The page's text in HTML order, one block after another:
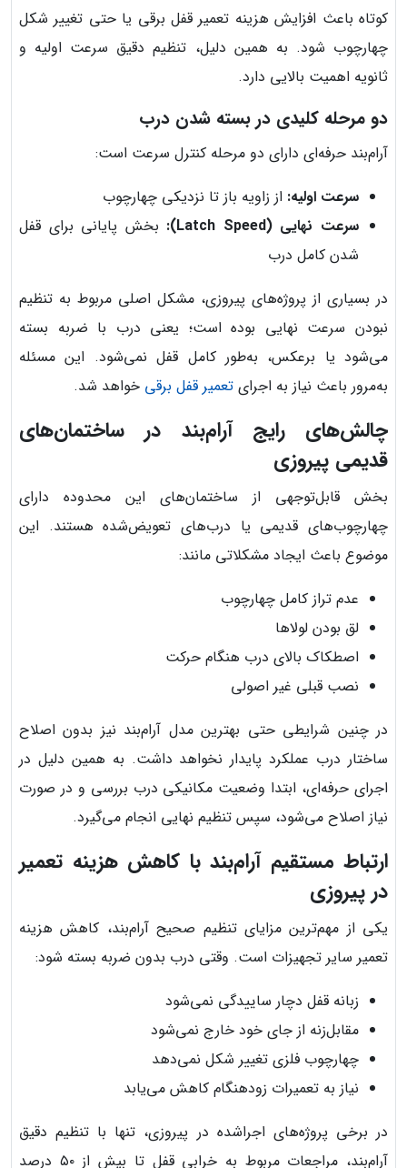
کوتاه باعث افزایش هزینه تعمیر قفل برقی یا حتی تغییر شکل
چهارچوب شود. به همین دلیل، تنظیم دقیق سرعت اولیه و
ثانویه اهمیت بالایی دارد.
دو مرحله کلیدی در بسته شدن درب
آرام‌بند حرفه‌ای دارای دو مرحله کنترل سرعت است:
سرعت اولیه: از زاویه باز تا نزدیکی چهارچوب
سرعت نهایی (Latch Speed):
بخش پایانی برای قفل
شدن کامل درب
در بسیاری از پروژه‌های پیروزی، مشکل اصلی مربوط به تنظیم
نبودن سرعت نهایی بوده است؛ یعنی درب با ضربه بسته
می‌شود یا برعکس، به‌طور کامل قفل نمی‌شود. این مسئله
به‌مرور باعث نیاز به اجرای تعمیر قفل برقی خواهد شد.
چالش‌های رایج آرام‌بند در ساختمان‌های
قدیمی پیروزی
بخش قابل‌توجهی از ساختمان‌های این محدوده دارای
چهارچوب‌های قدیمی یا درب‌های تعویض‌شده هستند. این
موضوع باعث ایجاد مشکلاتی مانند:
عدم تراز کامل چهارچوب
لق بودن لولاها
اصطکاک بالای درب هنگام حرکت
نصب قبلی غیر اصولی
در چنین شرایطی حتی بهترین مدل آرام‌بند نیز بدون اصلاح
ساختار درب عملکرد پایدار نخواهد داشت. به همین دلیل در
اجرای حرفه‌ای، ابتدا وضعیت مکانیکی درب بررسی و در صورت
نیاز اصلاح می‌شود، سپس تنظیم نهایی انجام می‌گیرد.
ارتباط مستقیم آرام‌بند با کاهش هزینه تعمیر
در پیروزی
یکی از مهم‌ترین مزایای تنظیم صحیح آرام‌بند، کاهش هزینه
تعمیر سایر تجهیزات است. وقتی درب بدون ضربه بسته شود:
زبانه قفل دچار ساییدگی نمی‌شود
مقابل‌زنه از جای خود خارج نمی‌شود
چهارچوب فلزی تغییر شکل نمی‌دهد
نیاز به تعمیرات زودهنگام کاهش می‌یابد
در برخی پروژه‌های اجراشده در پیروزی، تنها با تنظیم دقیق
آرام‌بند، مراجعات مربوط به خرابی قفل تا بیش از ۵۰ درصد